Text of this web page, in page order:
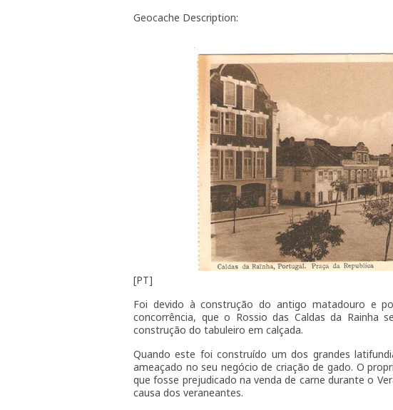
Geocache Description:
[PT]
Foi devido à construção do antigo matadouro e
concorrência, que o Rossio das Caldas da Rainha
construção do tabuleiro em calçada.
Quando este foi construído um dos grandes
ameaçado no seu negócio de criação de gado. O
que fosse prejudicado na venda de carne durante o
causa dos veraneantes.